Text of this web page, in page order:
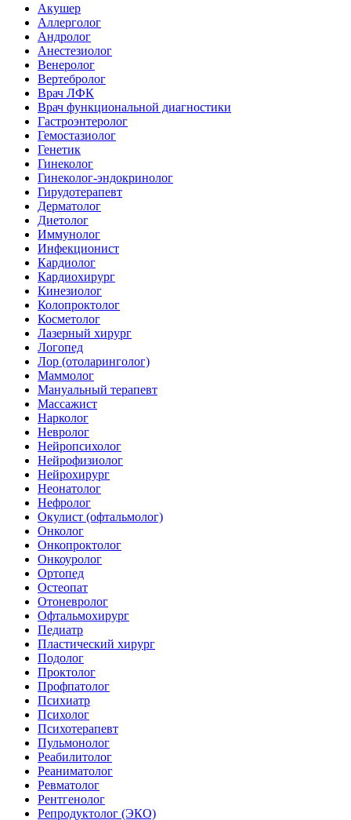
Акушер
Аллерголог
Андролог
Анестезиолог
Венеролог
Вертебролог
Врач ЛФК
Врач функциональной диагностики
Гастроэнтеролог
Гемостазиолог
Генетик
Гинеколог
Гинеколог-эндокринолог
Гирудотерапевт
Дерматолог
Диетолог
Иммунолог
Инфекционист
Кардиолог
Кардиохирург
Кинезиолог
Колопроктолог
Косметолог
Лазерный хирург
Логопед
Лор (отоларинголог)
Маммолог
Мануальный терапевт
Массажист
Нарколог
Невролог
Нейропсихолог
Нейрофизиолог
Нейрохирург
Неонатолог
Нефролог
Окулист (офтальмолог)
Онколог
Онкопроктолог
Онкоуролог
Ортопед
Остеопат
Отоневролог
Офтальмохирург
Педиатр
Пластический хирург
Подолог
Проктолог
Профпатолог
Психиатр
Психолог
Психотерапевт
Пульмонолог
Реабилитолог
Реаниматолог
Ревматолог
Рентгенолог
Репродуктолог (ЭКО)